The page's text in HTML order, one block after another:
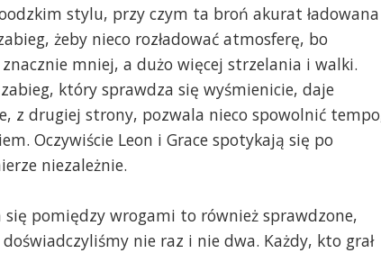
stylu, przy czym ta broń akurat ładowana
żeby nieco rozładować atmosferę, bo
mniej, a dużo więcej strzelania i walki.
który sprawdza się wyśmienicie, daje
z drugiej strony, pozwala nieco spowolnić
Oczywiście Leon i Grace spotykają się po
niezależnie.
pomiędzy wrogami to również sprawdzone,
nie raz i nie dwa. Każdy, kto grał